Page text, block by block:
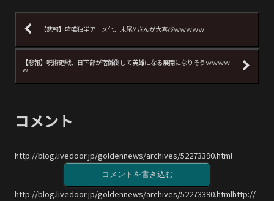
【悲報】喧嘩独学アニメ化、末尾Mさんが大喜びｗｗｗｗｗ
【悲報】呪術廻戦、日下部が宿儺倒して英雄になる展開になりそうｗｗｗｗ
ｗ
コメント
http://blog.livedoor.jp/goldennews/archives/52273390.html
コメントを書き込む
http://blog.livedoor.jp/goldennews/archives/52273390.htmlhttp://